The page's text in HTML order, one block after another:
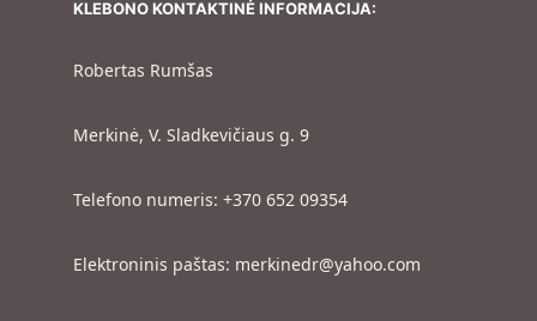
KLEBONO KONTAKTINĖ INFORMACIJA:
Robertas Rumšas
Merkinė, V. Sladkevičiaus g. 9
Telefono numeris: +370 652 09354
Elektroninis paštas: merkinedr@yahoo.com